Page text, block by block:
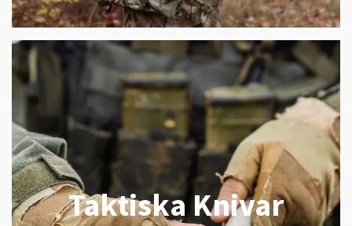
Taktiska Knivar